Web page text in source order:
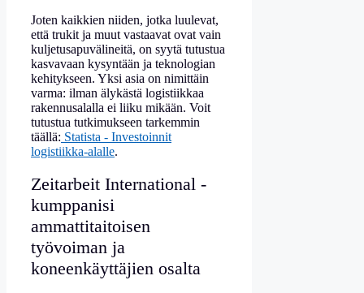
Joten kaikkien niiden, jotka luulevat,
että trukit ja muut vastaavat ovat vain
kuljetusapuvälineitä, on syytä tutustua
kasvavaan kysyntään ja teknologian
kehitykseen. Yksi asia on nimittäin
varma: ilman älykästä logistiikkaa
rakennusalalla ei liiku mikään. Voit
tutustua tutkimukseen tarkemmin
täällä: Statista - Investoinnit
logistiikka-alalle.
Zeitarbeit International -
kumppanisi
ammattitaitoisen
työvoiman ja
koneenkäyttäjien osalta